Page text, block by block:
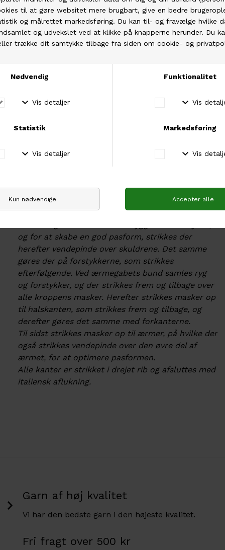
med tilhørende hue. Jeg blev ved første øjekast
tiltrukket af det grafiske mønster i vævestrik, som
jeg her har valgt at lave en nyfortolkning af. Jeg
kan godt lide tanken om en kappe, som man tager
ud i hverdagen, og tøjet bare skal sidde. Derfor har
form, nemlig en rummelig cardigan med
Vævestrik er en enkel teknik, som gør det muligt
med flere farver samtidig.
Det betyder, at det som syner som fairisle strik på
gangen, hvilket letter på sværhedsgraden.
Cardiganen strikkes oppefra og ned, og er
og for at skabe en god pasform, strikkes der
herefter vendepinde over skuldrene. Det samme
gøres der på forstykkerne, som strikkes
efterfølgende. Ved ærmegabets bund samles ryg
og forstykker, og der strikkes frem og tilbage over
alle kroppens masker. Herefter strikkes masker op
til halskanten, som strikkes frem og tilbage, og
derefter gøres det samme med forkanterne.
Til sidst strikkes masker op til ærmer, på hvilke der
også strikkes vendepinde over den øvre del af
ærmet, for at optimere pasformen.
Alle kanter er strikket i drejet rib og afsluttes med
italiensk aflukning.
Garn af høj kvalitet
Vi har den bedste garn i den højeste kvalitet.
Fri fragt over 500 kr